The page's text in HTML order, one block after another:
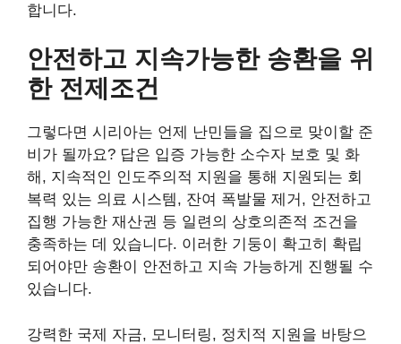
합니다.
안전하고 지속가능한 송환을 위
한 전제조건
그렇다면 시리아는 언제 난민들을 집으로 맞이할 준
비가 될까요? 답은 입증 가능한 소수자 보호 및 화
해, 지속적인 인도주의적 지원을 통해 지원되는 회
복력 있는 의료 시스템, 잔여 폭발물 제거, 안전하고
집행 가능한 재산권 등 일련의 상호의존적 조건을
충족하는 데 있습니다. 이러한 기둥이 확고히 확립
되어야만 송환이 안전하고 지속 가능하게 진행될 수
있습니다.
강력한 국제 자금, 모니터링, 정치적 지원을 바탕으